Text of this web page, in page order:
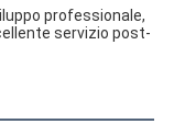
professionale,
servizio post-